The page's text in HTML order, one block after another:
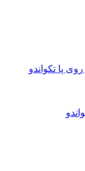
پا تکواندو